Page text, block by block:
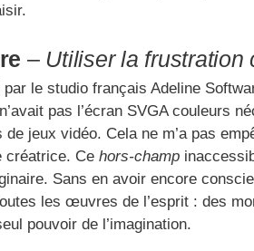
– Utiliser la frustration
le studio français Adeline
pas l’écran SVGA couleurs
jeux vidéo. Cela ne m’a pas
créatrice. Ce hors-champ
Sans en avoir encore
les œuvres de l’esprit : des
pouvoir de l’imagination.